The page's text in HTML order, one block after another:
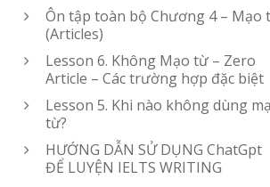
Ôn tập toàn bộ Chương 4 – Mạo
(Articles)
Lesson 6. Không Mạo từ – Zero
Article – Các trường hợp đặc biệt
Lesson 5. Khi nào không dùng
từ?
HƯỚNG DẪN SỬ DỤNG ChatGpt
ĐỂ LUYỆN IELTS WRITING